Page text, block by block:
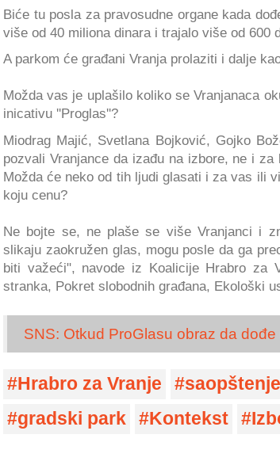
Biće tu posla za pravosudne organe kada
više od 40 miliona dinara i trajalo više od 600
A parkom će građani Vranja prolaziti i dalje
Možda vas je uplašilo koliko se Vranjanaca
inicativu ''Proglas''?
Miodrag Majić, Svetlana Bojković, Gojko
pozvali Vranjance da izađu na izbore, ne i
Možda će neko od tih ljudi glasati i za vas ili
koju cenu?
Ne bojte se, ne plaše se više Vranjanci i
slikaju zaokružen glas, mogu posle da ga
biti važeći", navode iz Koalicije Hrabro za
stranka, Pokret slobodnih građana, Ekološki
SNS: Otkud ProGlasu obraz da
Hrabro za Vranje saopštenje
gradski park
Kontekst